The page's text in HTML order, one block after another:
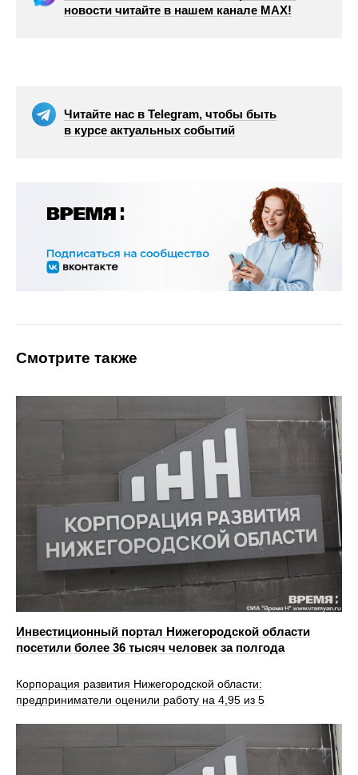
новости читайте в нашем канале МАХ!
Читайте нас в Telegram, чтобы быть
в курсе актуальных событий
Смотрите также
Инвестиционный портал Нижегородской области
посетили более 36 тысяч человек за полгода
Корпорация развития Нижегородской области:
предприниматели оценили работу на 4,95 из 5